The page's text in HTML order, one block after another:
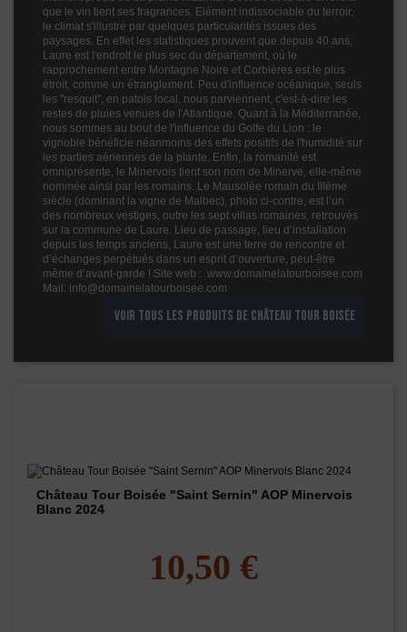
que le vin tient ses fragrances. Elément indissociable du terroir,
le climat s'illustre par quelques particularités issues des
paysages. En effet les statistiques prouvent que depuis 40 ans,
Laure est l'endroit le plus sec du département, où le
rapprochement entre Montagne Noire et Corbières est le plus
étroit, comme un étranglement. Peu d'influence océanique, seuls
les "resquit", en patois local, nous parviennent, c'est-à-dire les
restes de pluies venues de l'Atlantique. Quant à la Méditerranée,
nous sommes au bout de l'influence du Golfe du Lion : le
vignoble bénéficie néanmoins des effets positifs de l'humidité sur
les parties aériennes de la plante. Enfin, la romanité est
omniprésente, le Minervois tient son nom de Minerve, elle-même
nommée ainsi par les romains. Le Mausolée romain du IIIème
siècle (dominant la vigne de Malbec), photo ci-contre, est l’un
des nombreux vestiges, outre les sept villas romaines, retrouvés
sur la commune de Laure. Lieu de passage, lieu d’installation
depuis les temps anciens, Laure est une terre de rencontre et
d’échanges perpétués dans un esprit d’ouverture, peut-être
même d’avant-garde ! Site web : www.domainelatourboisee.com
Mail: info@domainelatourboisee.com
VOIR TOUS LES PRODUITS DE CHÂTEAU TOUR BOISÉE
Château Tour Boisée "Saint Sernin" AOP Minervois
Blanc 2024
10,50 €